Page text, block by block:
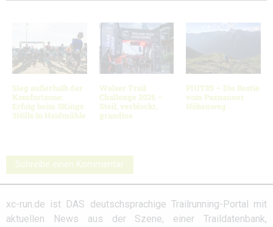
Sieg außerhalb der
Komfortzone:
Erfolg beim 3Kings
3Hills in Haidmühle
Walser Trail
Challenge 2026 –
Steil, verblockt,
grandios
PIUT85 – Die Bestie
vom Paznauner
Höhenweg
Schreibe einen Kommentar
xc-run.de ist DAS deutschsprachige Trailrunning-Portal mit
aktuellen News aus der Szene, einer Traildatenbank,